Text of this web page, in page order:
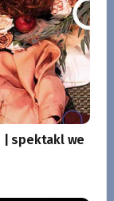
| spektakl we